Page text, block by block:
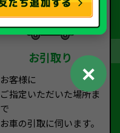
お引取り
お客様に
ご指定いただいた場所ま
で
お車の引取に伺います。
✕